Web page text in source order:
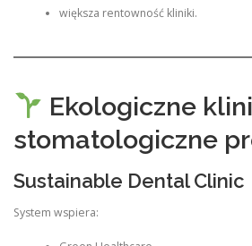
większa rentowność kliniki.
Ekologiczne
stomatologiczne
Sustainable Dental Clinic
System wspiera: